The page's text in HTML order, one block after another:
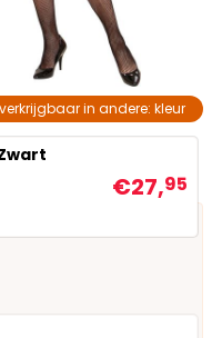
in andere: kleur
€27,95